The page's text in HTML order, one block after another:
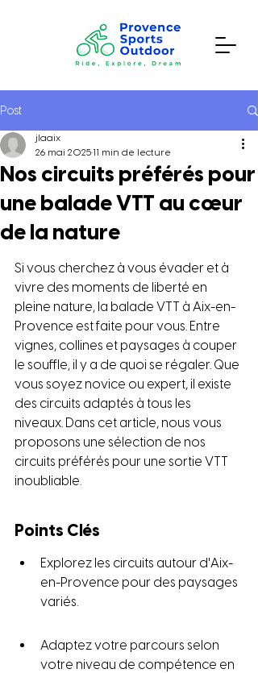
Post
Nos circuits préférés pour
une balade VTT au cœur
de la nature
jlaaix
26 mai 2025 11 min de lecture
Si vous cherchez à vous évader et à
vivre des moments de liberté en
pleine nature, la balade VTT à Aix-en-
Provence est faite pour vous. Entre
vignes, collines et paysages à couper
le souffle, il y a de quoi se régaler. Que
vous soyez novice ou expert, il existe
des circuits adaptés à tous les
niveaux. Dans cet article, nous vous
proposons une sélection de nos
circuits préférés pour une sortie VTT
inoubliable.
Points Clés
Explorez les circuits autour d'Aix-
en-Provence pour des paysages
variés.
Adaptez votre parcours selon
votre niveau de compétence en